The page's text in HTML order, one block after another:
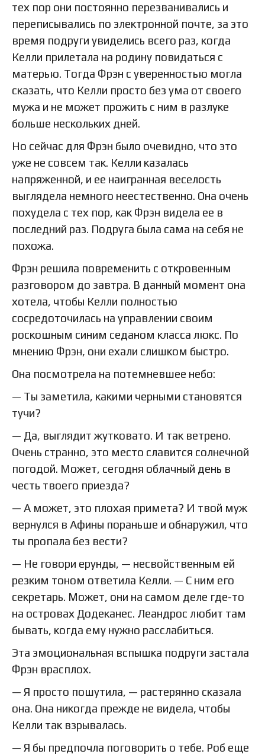
тех пор они постоянно перезванивались и
переписывались по электронной почте, за это
время подруги увиделись всего раз, когда
Келли прилетала на родину повидаться с
матерью. Тогда Фрэн с уверенностью могла
сказать, что Келли просто без ума от своего
мужа и не может прожить с ним в разлуке
больше нескольких дней.
Но сейчас для Фрэн было очевидно, что это
уже не совсем так. Келли казалась
напряженной, и ее наигранная веселость
выглядела немного неестественно. Она очень
похудела с тех пор, как Фрэн видела ее в
последний раз. Подруга была сама на себя не
похожа.
Фрэн решила повременить с откровенным
разговором до завтра. В данный момент она
хотела, чтобы Келли полностью
сосредоточилась на управлении своим
роскошным синим седаном класса люкс. По
мнению Фрэн, они ехали слишком быстро.
Она посмотрела на потемневшее небо:
— Ты заметила, какими черными становятся
тучи?
— Да, выглядит жутковато. И так ветрено.
Очень странно, это место славится солнечной
погодой. Может, сегодня облачный день в
честь твоего приезда?
— А может, это плохая примета? И твой муж
вернулся в Афины пораньше и обнаружил, что
ты пропала без вести?
— Не говори ерунды, — несвойственным ей
резким тоном ответила Келли. — С ним его
секретарь. Может, они на самом деле где-то
на островах Додеканес. Леандрос любит там
бывать, когда ему нужно расслабиться.
Эта эмоциональная вспышка подруги застала
Фрэн врасплох.
— Я просто пошутила, — растерянно сказала
она. Она никогда прежде не видела, чтобы
Келли так взрывалась.
— Я бы предпочла поговорить о тебе. Роб еще